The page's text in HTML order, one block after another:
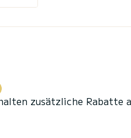
zusätzliche Rabatte